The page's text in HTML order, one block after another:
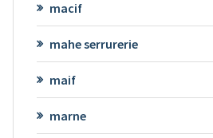
macif
mahe serrurerie
maif
marne